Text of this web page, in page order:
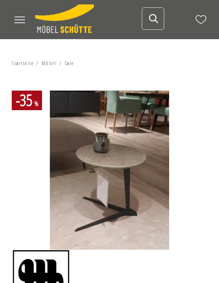
Startseite Möbel Sale
-35 %